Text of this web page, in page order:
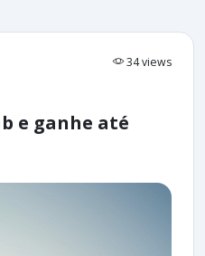
34 views
e ganhe até